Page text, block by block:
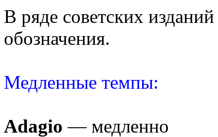
В ряде советских
обозначения.
Медленные темпы:
Adagio — медленно